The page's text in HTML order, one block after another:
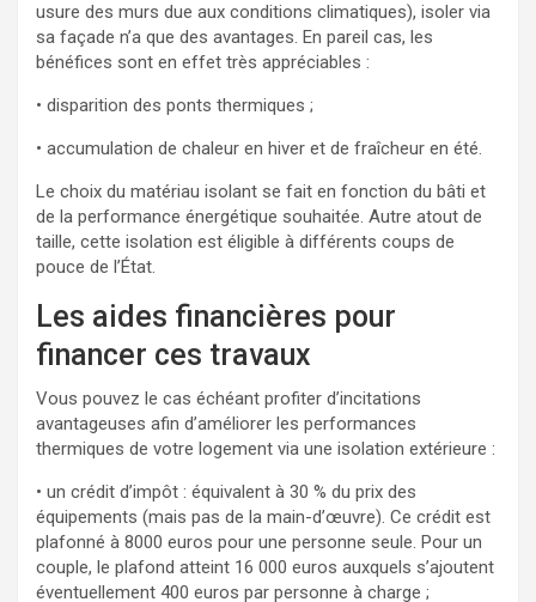
usure des murs due aux conditions climatiques), isoler via
sa façade n’a que des avantages. En pareil cas, les
bénéfices sont en effet très appréciables :
• disparition des ponts thermiques ;
• accumulation de chaleur en hiver et de fraîcheur en été.
Le choix du matériau isolant se fait en fonction du bâti et
de la performance énergétique souhaitée. Autre atout de
taille, cette isolation est éligible à différents coups de
pouce de l’État.
Les aides financières pour
financer ces travaux
Vous pouvez le cas échéant profiter d’incitations
avantageuses afin d’améliorer les performances
thermiques de votre logement via une isolation extérieure :
• un crédit d’impôt : équivalent à 30 % du prix des
équipements (mais pas de la main-d’œuvre). Ce crédit est
plafonné à 8000 euros pour une personne seule. Pour un
couple, le plafond atteint 16 000 euros auxquels s’ajoutent
éventuellement 400 euros par personne à charge ;